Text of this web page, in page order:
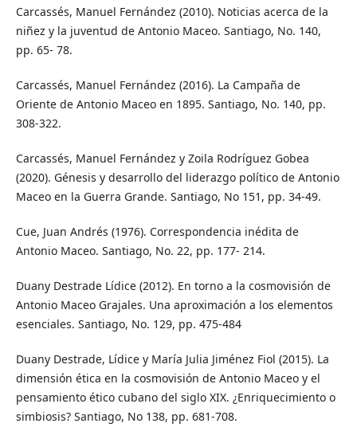
Carcassés, Manuel Fernández (2010). Noticias acerca de la
niñez y la juventud de Antonio Maceo. Santiago, No. 140,
pp. 65- 78.
Carcassés, Manuel Fernández (2016). La Campaña de
Oriente de Antonio Maceo en 1895. Santiago, No. 140, pp.
308-322.
Carcassés, Manuel Fernández y Zoila Rodríguez Gobea
(2020). Génesis y desarrollo del liderazgo político de Antonio
Maceo en la Guerra Grande. Santiago, No 151, pp. 34-49.
Cue, Juan Andrés (1976). Correspondencia inédita de
Antonio Maceo. Santiago, No. 22, pp. 177- 214.
Duany Destrade Lídice (2012). En torno a la cosmovisión de
Antonio Maceo Grajales. Una aproximación a los elementos
esenciales. Santiago, No. 129, pp. 475-484
Duany Destrade, Lídice y María Julia Jiménez Fiol (2015). La
dimensión ética en la cosmovisión de Antonio Maceo y el
pensamiento ético cubano del siglo XIX. ¿Enriquecimiento o
simbiosis? Santiago, No 138, pp. 681-708.